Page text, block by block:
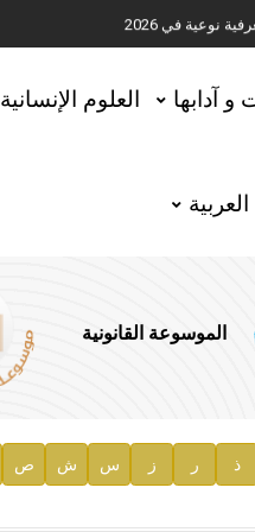
نوعية في 2026
و آدابها العلوم الإنسانية
الموسوعة القانونية
ذ ر ز س ش ص